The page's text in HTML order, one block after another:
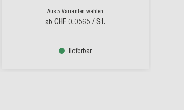
Aus 5 Varianten wählen
ab CHF 0.0565 / St.
lieferbar